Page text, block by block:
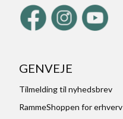
GENVEJE
Tilmelding til nyhedsbrev
RammeShoppen for erhverv